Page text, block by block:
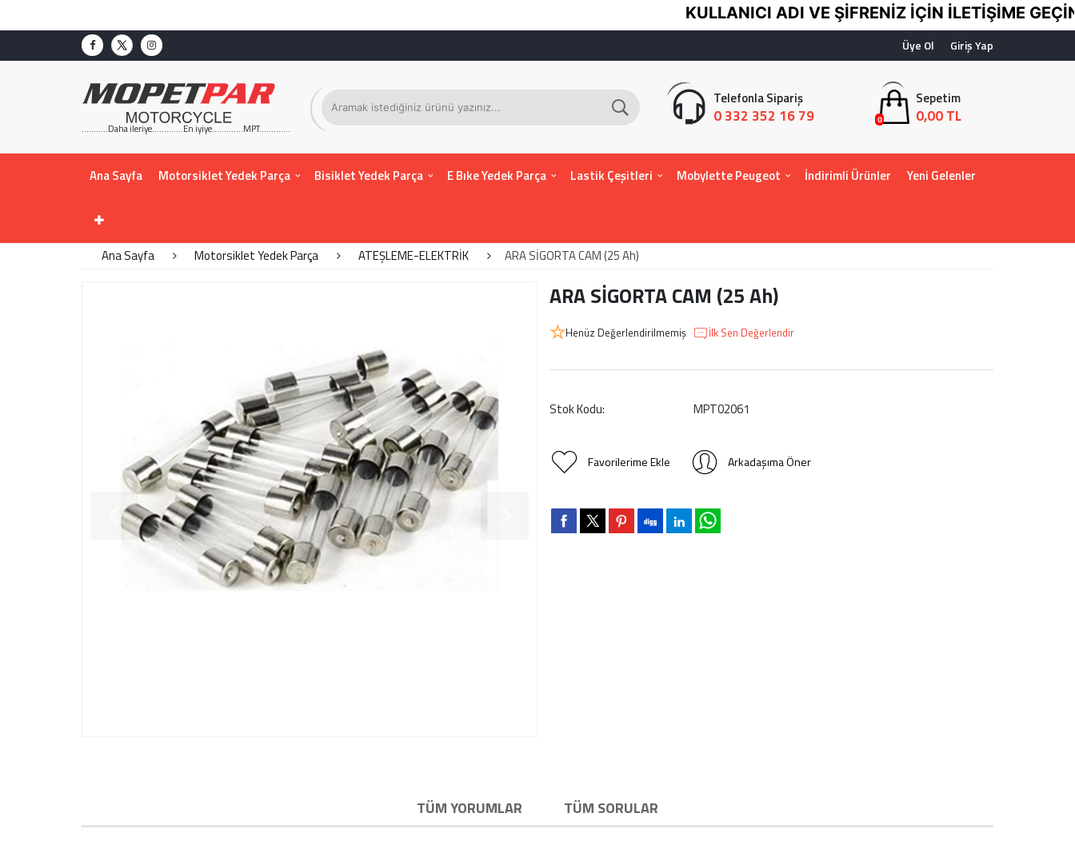
KULLANICI ADI VE ŞİFRENİZ İÇİN İLETİŞİME GEÇİNİZ
Giriş Yap
Üye Ol
...........Daha ileriye.............En iyiye.............MPT.............
Telefonla Sipariş
0 332 352 16 79 0
Sepetim
0,00 TL
Ana Sayfa Motorsiklet Yedek Parça Bisiklet Yedek Parça E Bıke Yedek Parça Lastik Çeşitleri Mobylette Peugeot İndirimli Ürünler Yeni Gelenler
Ana Sayfa Motorsiklet Yedek Parça ATEŞLEME-ELEKTRİK ARA SİGORTA CAM (25 Ah)
ARA SİGORTA CAM (25 Ah)
Henüz Değerlendirilmemiş İlk Sen Değerlendir
Stok Kodu: MPT02061
Favorilerime Ekle Arkadaşıma Öner
TÜM YORUMLAR TÜM SORULAR